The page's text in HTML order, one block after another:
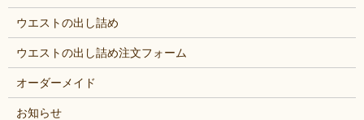
ウエストの出し詰め
ウエストの出し詰め注文フォーム
オーダーメイド
お知らせ